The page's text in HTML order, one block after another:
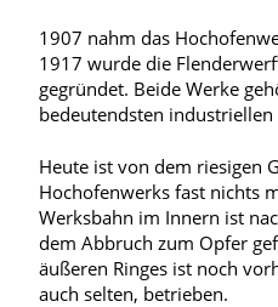
1907 nahm das
1917 wurde die
gegründet. Beide Werke
bedeutendsten
Heute ist von dem riesigen
Hochofenwerks fast nichts
Werksbahn im Innern ist
dem Abbruch zum Opfer
äußeren Ringes ist noch
auch selten, betrieben.